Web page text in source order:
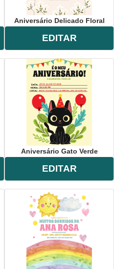
Aniversário Delicado Floral
EDITAR
Aniversário Gato Verde
EDITAR